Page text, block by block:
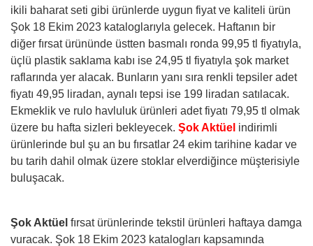
ikili baharat seti gibi ürünlerde uygun fiyat ve kaliteli ürün
Şok 18 Ekim 2023 kataloglarıyla gelecek. Haftanın bir
diğer fırsat ürününde üstten basmalı ronda 99,95 tl fiyatıyla,
üçlü plastik saklama kabı ise 24,95 tl fiyatıyla şok market
raflarında yer alacak. Bunların yanı sıra renkli tepsiler adet
fiyatı 49,95 liradan, aynalı tepsi ise 199 liradan satılacak.
Ekmeklik ve rulo havluluk ürünleri adet fiyatı 79,95 tl olmak
üzere bu hafta sizleri bekleyecek. Şok Aktüel indirimli
ürünlerinde bul şu an bu fırsatlar 24 ekim tarihine kadar ve
bu tarih dahil olmak üzere stoklar elverdiğince müşterisiyle
buluşacak.
Şok Aktüel fırsat ürünlerinde tekstil ürünleri haftaya damga
vuracak. Şok 18 Ekim 2023 katalogları kapsamında